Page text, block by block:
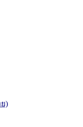
)